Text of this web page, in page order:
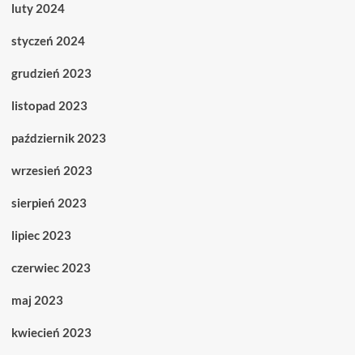
luty 2024
styczeń 2024
grudzień 2023
listopad 2023
październik 2023
wrzesień 2023
sierpień 2023
lipiec 2023
czerwiec 2023
maj 2023
kwiecień 2023